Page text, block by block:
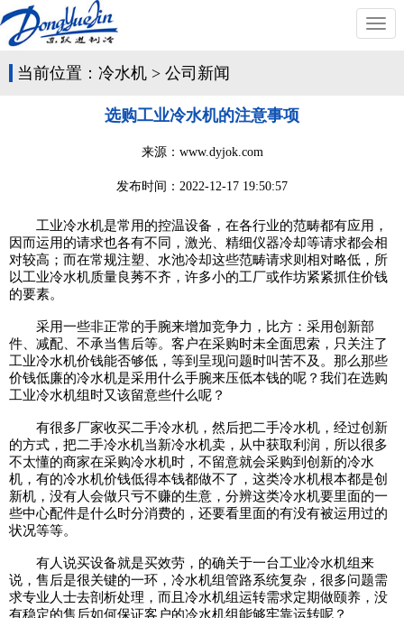
切
换
当前位置： 冷水机 > 公司新闻
选购工业冷水机的注意事项
来源：www.dyjok.com
发布时间： 2022-12-17 19:50:57
工业冷水机是常用的控温设备，在各行业的范畴都有应用，
因而运用的请求也各有不同，激光、精细仪器冷却等请求都会相
对较高；而在常规注塑、水池冷却这些范畴请求则相对略低，所
以工业冷水机质量良莠不齐，许多小的工厂或作坊紧紧抓住价钱
的要素。
采用一些非正常的手腕来增加竞争力，比方：采用创新部
件、减配、不承当售后等。客户在采购时未全面思索，只关注了
工业冷水机价钱能否够低，等到呈现问题时叫苦不及。那么那些
价钱低廉的冷水机是采用什么手腕来压低本钱的呢？我们在选购
工业冷水机组时又该留意些什么呢？
有很多厂家收买二手冷水机，然后把二手冷水机，经过创新
的方式，把二手冷水机当新冷水机卖，从中获取利润，所以很多
不太懂的商家在采购冷水机时，不留意就会采购到创新的冷水
机，有的冷水机价钱低得本钱都做不了，这类冷水机根本都是创
新机，没有人会做只亏不赚的生意，分辨这类冷水机要里面的一
些中心配件是什么时分消费的，还要看里面的有没有被运用过的
状况等等。
有人说买设备就是买效劳，的确关于一台工业冷水机组来
说，售后是很关键的一环，冷水机组管路系统复杂，很多问题需
求专业人士去剖析处理，而且冷水机组运转需求定期做颐养，没
有稳定的售后如何保证客户的冷水机组能够牢靠运转呢？